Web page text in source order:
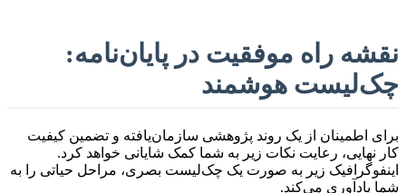
نقشه راه موفقیت در پایان‌نامه:
چک‌لیست هوشمند
برای اطمینان از یک روند پژوهشی سازمان‌یافته و تضمین کیفیت
کار نهایی، رعایت نکات زیر به شما کمک شایانی خواهد کرد.
اینفوگرافیک زیر به صورت یک چک‌لیست بصری، مراحل حیاتی را به
شما یادآوری می‌کند.